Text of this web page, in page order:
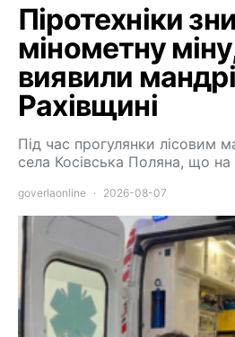
Піротехніки
мінометну
виявили
Рахівщині
Під час прогулянки лісовим
села Косівська Поляна, що на
goverlaonline 2026-08-07